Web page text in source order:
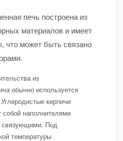
печь построена из
материалов и имеет
что может быть связано
из
обычно используется
кирпичи
наполнителями
связующими. Под
температуры